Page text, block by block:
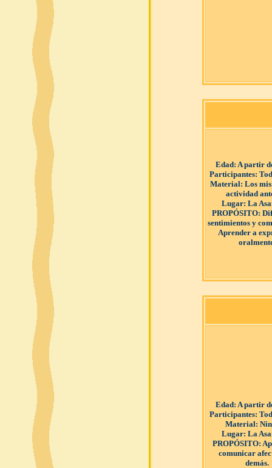
Edad: A partir
Participantes:
Material: Los
actividad
Lugar: La
PROPÓSITO:
sentimientos y
Aprender a
Edad: A partir
Participantes:
Material:
Lugar: La
PROPÓSITO:
comunicar
demás.